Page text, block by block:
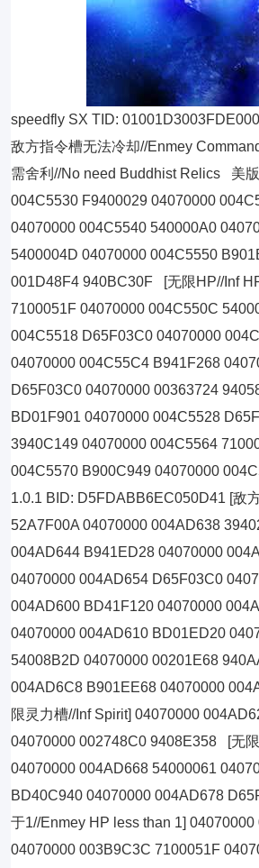
speedfly SX TID:
敌方指令槽无法冷却//Enmey
需舍利//No need Buddhist Relics 美
004C5530 F9400029 04070000
04070000 004C5540 540000A0
5400004D 04070000 004C5550
001D48F4 940BC30F [无限HP//Inf
7100051F 04070000 004C550C
004C5518 D65F03C0 04070000
04070000 004C55C4 B941F268
D65F03C0 04070000 00363724
BD01F901 04070000 004C5528
3940C149 04070000 004C5564
004C5570 B900C949 04070000
1.0.1 BID: D5FDABB6EC050D41 [敌
52A7F00A 04070000 004AD638
004AD644 B941ED28 04070000
04070000 004AD654 D65F03C0
004AD600 BD41F120 04070000
04070000 004AD610 BD01ED20
54008B2D 04070000 00201E68
004AD6C8 B901EE68 04070000
限灵力槽//Inf Spirit] 04070000
04070000 002748C0 9408E358 [无
04070000 004AD668 54000061
BD40C940 04070000 004AD678
于1//Enmey HP less than 1]
04070000 003B9C3C 7100051F